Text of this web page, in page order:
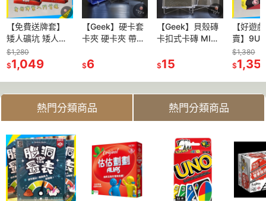
【免費送牌套】
矮人礦坑 矮人礦
坑2 Saboteur 礦
工 挖礦 陣營 派對
兒童遊戲 聖誕禮
節禮物
$1,280
$1,049
【Geek】硬卡套
卡夾 硬卡夾 帶膜
海王 球員卡 韓星
$6
【Geek】貝殼磚
卡扣式卡磚 MINI
可夢 PTCG 遊戲
國
$15
【好遊
賣】
王 正版
免運 派
笑 歡樂
$1,380
$
熱門分類商品 熱門分類商品